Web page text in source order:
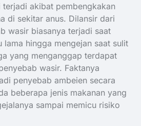
terjadi akibat pembengkakan
di sekitar anus. Dilansir dari
wasir biasanya terjadi saat
lama hingga mengejan saat sulit
yang menganggap terdapat
wasir. Faktanya
penyebab ambeien secara
beberapa jenis makanan yang
sampai memicu risiko